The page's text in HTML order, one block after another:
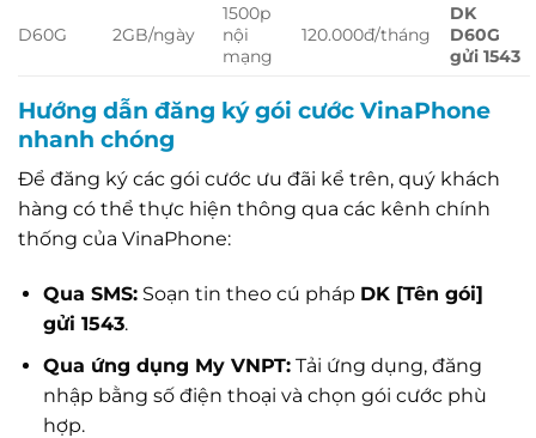
D60G 2GB/ngày
1500p
nội
mạng
120.000đ/tháng
DK
D60G
gửi 1543
Hướng dẫn đăng ký gói cước VinaPhone
nhanh chóng
Để đăng ký các gói cước ưu đãi kể trên, quý khách
hàng có thể thực hiện thông qua các kênh chính
thống của VinaPhone:
Qua SMS:Soạn tin theo cú pháp DK [Tên gói]
gửi 1543.
Qua ứng dụng My VNPT:Tải ứng dụng, đăng
nhập bằng số điện thoại và chọn gói cước phù
hợp.